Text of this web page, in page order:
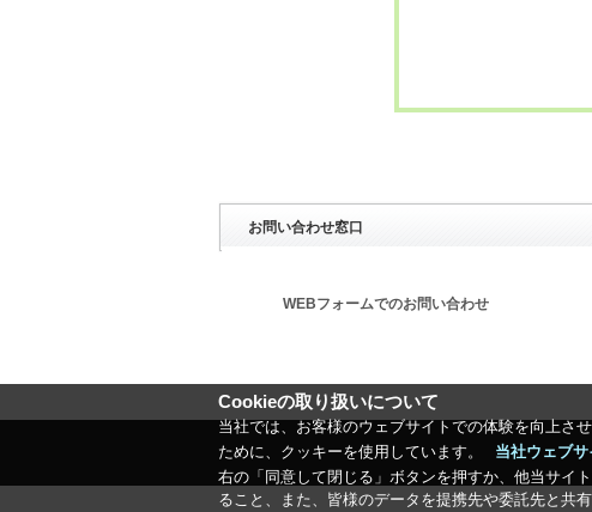
お問い合わせ窓口
WEBフォームでのお問い合わせ
Cookieの取り扱いについて
当社では、お客様のウェブサイトでの体験を向上さ
ために、クッキーを使用しています。
当社ウェブ
右の「同意して閉じる」ボタンを押すか、他当サイ
ること、また、皆様のデータを提携先や委託先と共